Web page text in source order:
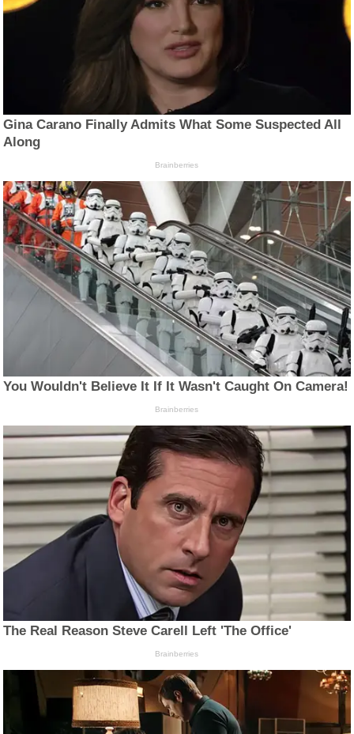
Gina Carano Finally Admits What Some Suspected All
Along
Brainberries
You Wouldn't Believe It If It Wasn't Caught On Camera!
Brainberries
The Real Reason Steve Carell Left 'The Office'
Brainberries